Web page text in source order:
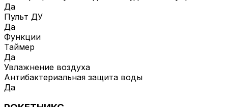
Да
Пульт ДУ
Да
Функции
Таймер
Да
Увлажнение воздуха
Антибактериальная защита воды
Да